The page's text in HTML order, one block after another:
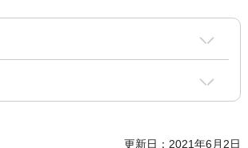
更新日：2021年6月2日